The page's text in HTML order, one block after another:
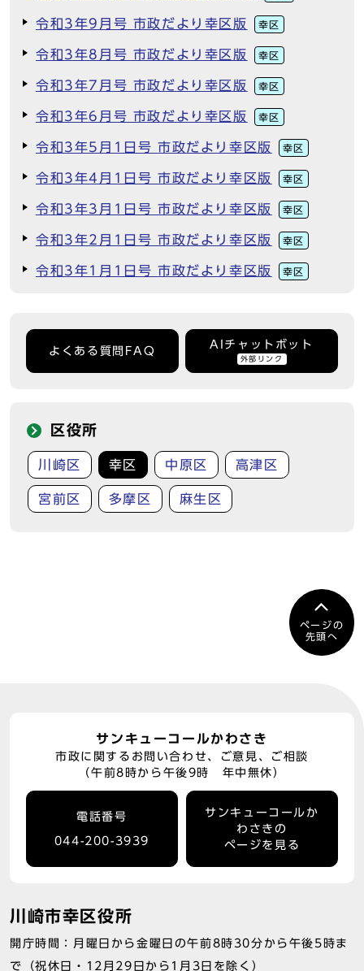
令和3年9月号 市政だより幸区版 幸区
令和3年8月号 市政だより幸区版 幸区
令和3年7月号 市政だより幸区版 幸区
令和3年6月号 市政だより幸区版 幸区
令和3年5月1日号 市政だより幸区版 幸区
令和3年4月1日号 市政だより幸区版 幸区
令和3年3月1日号 市政だより幸区版 幸区
令和3年2月1日号 市政だより幸区版 幸区
令和3年1月1日号 市政だより幸区版 幸区
よくある質問FAQ
AIチャットボット
外部リンク
区役所
川崎区 幸区 中原区 高津区
宮前区 多摩区 麻生区
ページの
先頭へ
サンキューコールかわさき
市政に関するお問い合わせ、ご意見、ご相談
（午前8時から午後9時 年中無休）
電話番号
044-200-3939
サンキューコールか
わさきの
ページを見る
川崎市幸区役所
開庁時間：月曜日から金曜日の午前8時30分から午後5時ま
で（祝休日・12月29日から1月3日を除く）